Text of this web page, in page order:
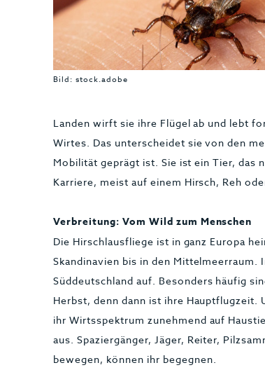
Bild: stock.adobe
Landen wirft sie ihre Flügel ab und lebt
Wirtes. Das unterscheidet sie von den
Mobilität geprägt ist. Sie ist ein Tier, das
Karriere, meist auf einem Hirsch, Reh
Verbreitung: Vom Wild zum Menschen
Die Hirschlausfliege ist in ganz Europa
Skandinavien bis in den
Süddeutschland auf. Besonders häufig
Herbst, denn dann ist ihre
ihr Wirtsspektrum zunehmend auf
aus. Spaziergänger, Jäger, Reiter,
bewegen, können ihr begegnen.